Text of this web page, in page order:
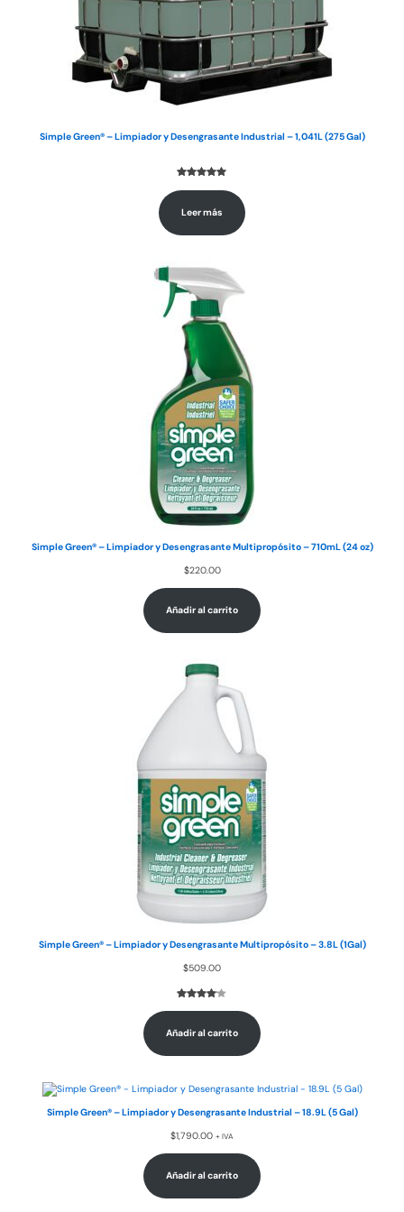
Simple Green® – Limpiador y Desengrasante Industrial – 1,041L (275 Gal)
en base a
Leer más
Simple Green® – Limpiador y Desengrasante Multipropósito – 710mL (24 oz)
$220.00
Añadir al carrito
Simple Green® – Limpiador y Desengrasante Multipropósito – 3.8L (1Gal)
$509.00
de 5 en
cliente
Añadir al carrito
Simple Green® – Limpiador y Desengrasante Industrial – 18.9L (5 Gal)
$1,790.00 + IVA
Añadir al carrito